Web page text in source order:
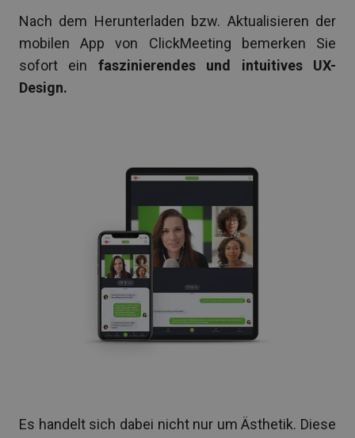
Nach dem Herunterladen bzw. Aktualisieren der
mobilen App von ClickMeeting bemerken Sie
sofort ein faszinierendes und intuitives UX-
Design.
Es handelt sich dabei nicht nur um Ästhetik. Diese